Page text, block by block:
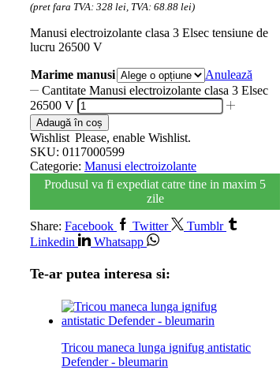
(pret fara TVA: 328 lei, TVA: 68.88 lei)
Manusi electroizolante clasa 3 Elsec tensiune de
lucru 26500 V
Marime manusi
Anulează
Cantitate Manusi electroizolante clasa 3 Elsec
26500 V
Adaugă în coș
Wishlist Please, enable Wishlist.
SKU: 0117000599
Categorie: Manusi electroizolante
Produsul va fi expediat catre tine in maxim 5
zile
Share: Facebook Twitter
Tumblr
Linkedin
Whatsapp
Te-ar putea interesa si:
Tricou maneca lunga ignifug antistatic
Defender - bleumarin